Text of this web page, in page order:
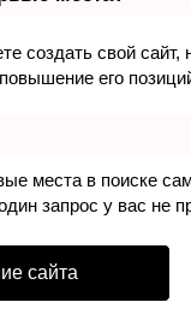
создать свой
его
места в поиске
запрос у вас не
сайта